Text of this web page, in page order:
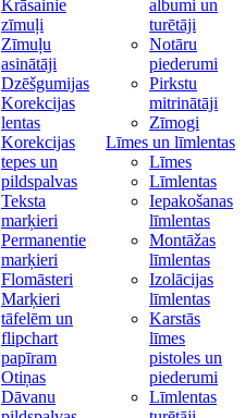
Krāsainie
zīmuļi
Zīmuļu
asinātāji
Dzēšgumijas
Korekcijas
lentas
Korekcijas
tepes un
pildspalvas
Teksta
marķieri
Permanentie
marķieri
Flomāsteri
Marķieri
tāfelēm un
flipchart
papīram
Otiņas
Dāvanu
albumi un
turētāji
Notāru
piederumi
Pirkstu
mitrinātāji
Zīmogi
Līmes un līmlentas
Līmes
Līmlentas
Iepakošanas
līmlentas
Montāžas
līmlentas
Izolācijas
līmlentas
Karstās
līmes
pistoles un
piederumi
Līmlentas